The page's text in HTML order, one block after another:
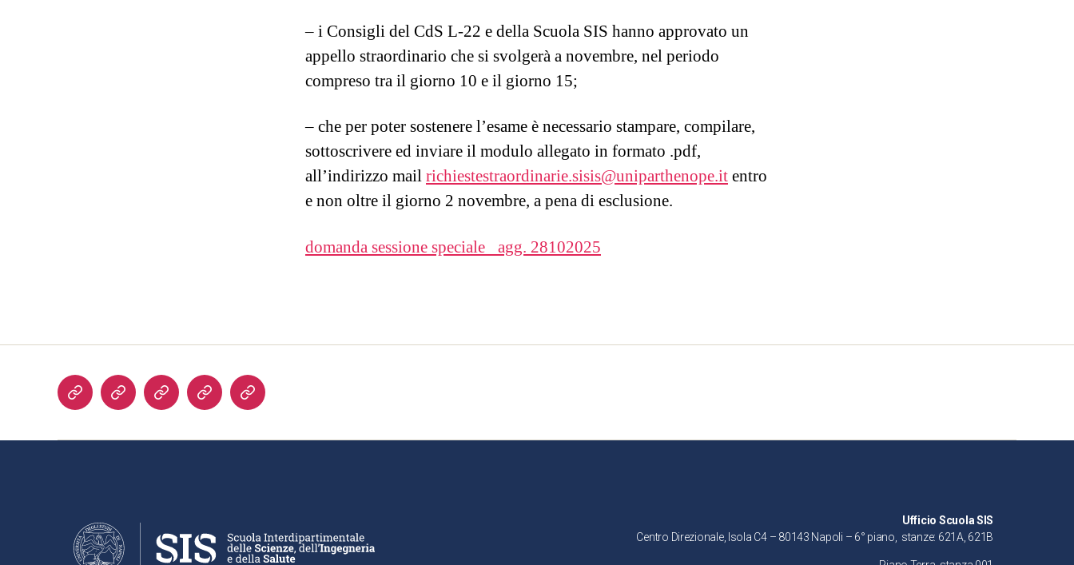
– i Consigli del CdS L-22 e della Scuola SIS hanno approvato un
appello straordinario che si svolgerà a novembre, nel periodo
compreso tra il giorno 10 e il giorno 15;
– che per poter sostenere l’esame è necessario stampare, compilare,
sottoscrivere ed inviare il modulo allegato in formato .pdf,
all’indirizzo mailrichiestestraordinarie.sisis@uniparthenope.itentro
e non oltre il giorno 2 novembre, a pena di esclusione.
domanda sessione speciale _agg. 28102025
Ufficio Scuola SIS
Centro Direzionale, Isola C4 – 80143 Napoli – 6° piano, stanze: 621A, 621B